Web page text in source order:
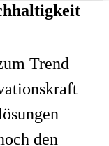
Trend
den